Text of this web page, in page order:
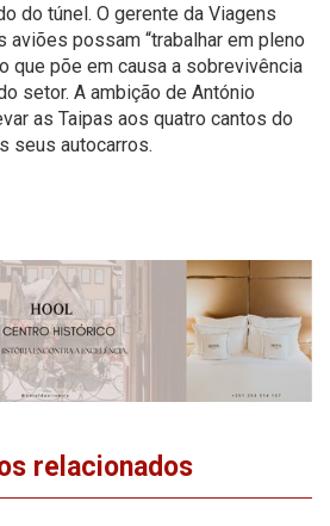
do túnel. O gerente da Viagens
aviões possam “trabalhar em pleno
que põe em causa a sobrevivência
setor. A ambição de António
as Taipas aos quatro cantos do
seus autocarros.
relacionados